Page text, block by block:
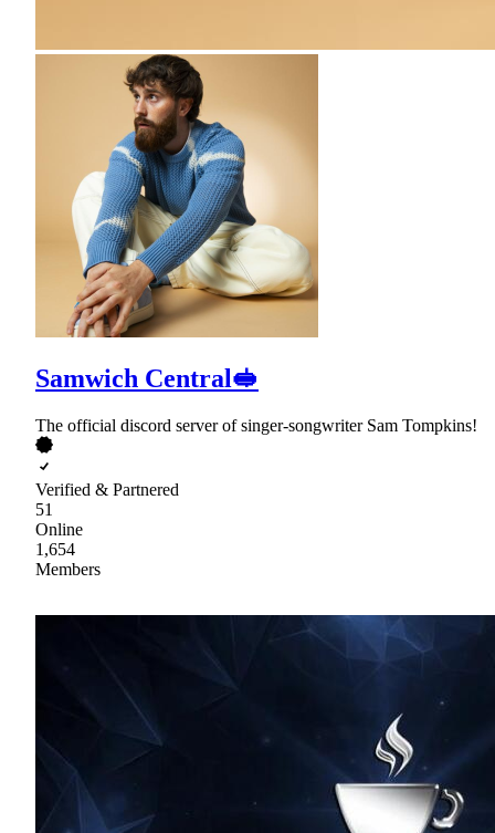
Samwich Central🥪
The official discord server of singer-songwriter Sam Tompkins!
Verified & Partnered
51
Online
1,654
Members